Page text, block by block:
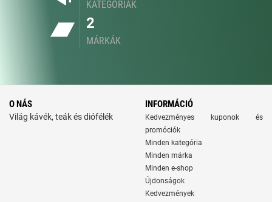
KATEGÓRIÁK
2
MÁRKÁK
O NÁS
Világ kávék, teák és diófélék
INFORMÁCIÓ
Kedvezményes kuponok és
promóciók
Minden kategória
Minden márka
Minden e-shop
Újdonságok
Kedvezmények